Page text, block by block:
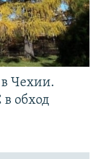
Чехии.
обход